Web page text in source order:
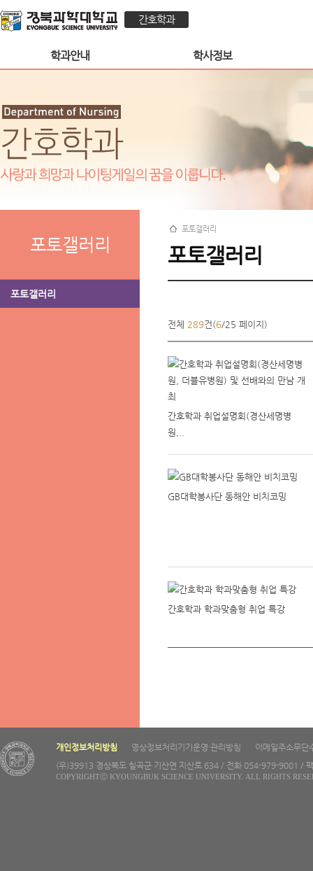
간호학과
학과안내 학사정보
포토갤러리
포토갤러리
포토갤러리
포토갤러리
전체 289건(6/25 페이지)
간호학과 취업설명회(경산세명병
원,..
GB대학봉사단 동해안 비치코밍
간호학과 학과맞춤형 취업 특강
개인정보처리방침 영상정보처리기기운영·관리방침
이메일주소무단
(우)39913 경상북도 칠곡군 기산면 지산로 634 / 전화 054-979-9001 /
COPYRIGHTⓒ KYOUNGBUK SCIENCE UNIVERSITY. ALL RIGHTS